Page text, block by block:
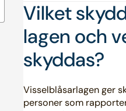
Vilket
lagen och
skyddas?
Visselblåsarlagen ger
personer som